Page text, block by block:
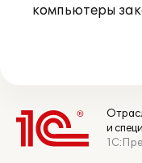
компьютеры
и